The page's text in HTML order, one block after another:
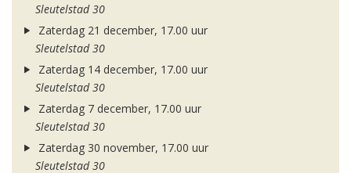
Sleutelstad 30
Zaterdag 21 december, 17.00 uur
Sleutelstad 30
Zaterdag 14 december, 17.00 uur
Sleutelstad 30
Zaterdag 7 december, 17.00 uur
Sleutelstad 30
Zaterdag 30 november, 17.00 uur
Sleutelstad 30